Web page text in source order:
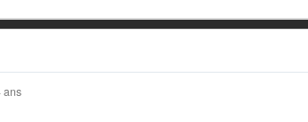
ans